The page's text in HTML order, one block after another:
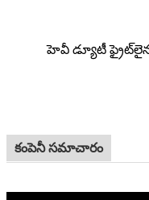
హెవీ డ్యూటీ
కంపెనీ సమాచారం